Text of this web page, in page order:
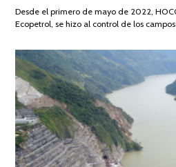
Desde el primero de mayo de 2022,
Ecopetrol, se hizo al control de los campos